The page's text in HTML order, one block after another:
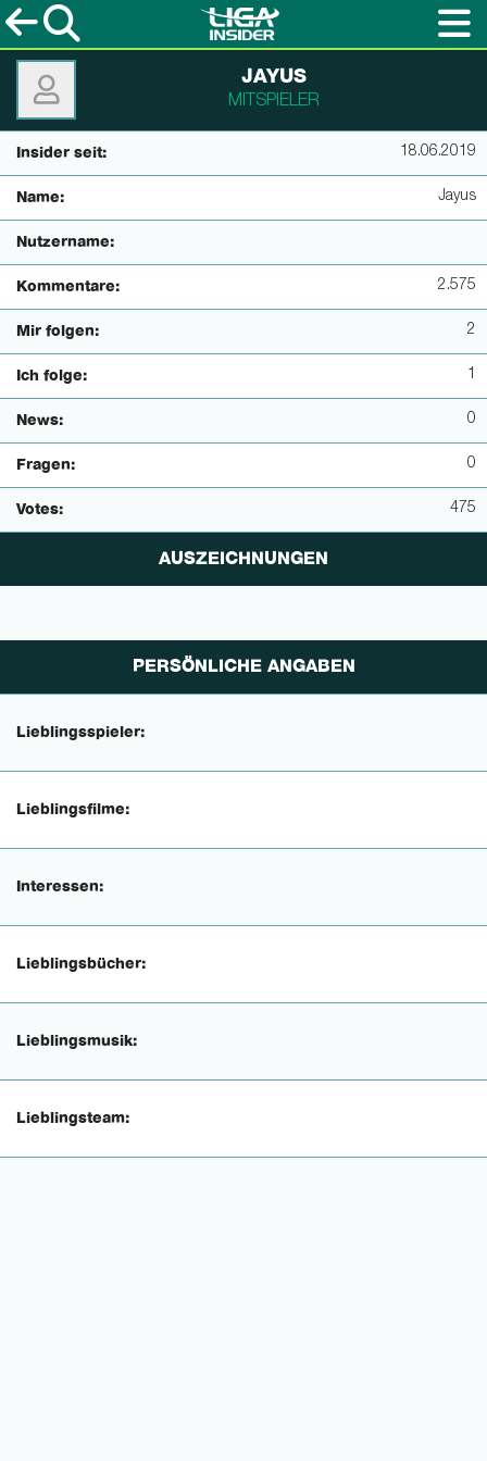
JAYUS
MITSPIELER
Insider seit: 18.06.2019
Name: Jayus
Nutzername:
Kommentare: 2.575
Mir folgen: 2
Ich folge: 1
News: 0
Fragen: 0
Votes: 475
AUSZEICHNUNGEN
PERSÖNLICHE ANGABEN
Lieblingsspieler:
Lieblingsfilme:
Interessen:
Lieblingsbücher:
Lieblingsmusik:
Lieblingsteam: